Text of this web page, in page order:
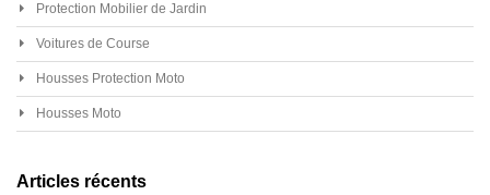
Protection Mobilier de Jardin
Voitures de Course
Housses Protection Moto
Housses Moto
Articles récents